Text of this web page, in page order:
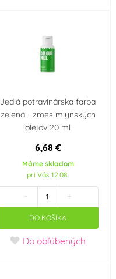
Jedlá potravinárska farba
zelená - zmes mlynských
olejov 20 ml
6,68 €
Máme skladom
pri Vás 12.08.
- +
DO KOŠÍKA
Do obľúbených